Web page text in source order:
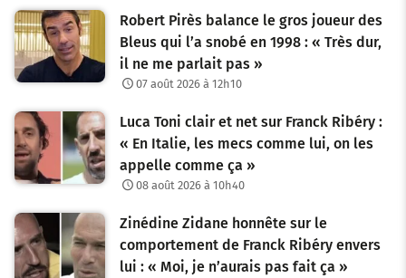
Robert Pirès balance le gros joueur des
Bleus qui l’a snobé en 1998 : « Très dur,
il ne me parlait pas »
07 août 2026 à 12h10
Luca Toni clair et net sur Franck Ribéry :
« En Italie, les mecs comme lui, on les
appelle comme ça »
08 août 2026 à 10h40
Zinédine Zidane honnête sur le
comportement de Franck Ribéry envers
lui : « Moi, je n’aurais pas fait ça »